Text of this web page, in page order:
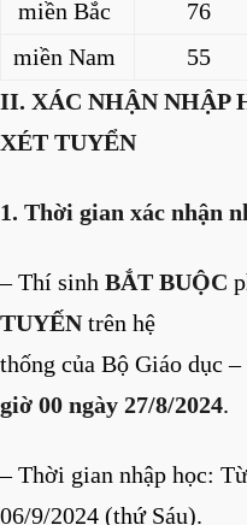
miền Bắc 76
miền Nam
55
II. XÁC NHẬN NHẬP
XÉT TUYỂN
1. Thời gian xác nhận
– Thí sinh BẮT BUỘC
TUYẾNtrên hệ
thống của Bộ Giáo dục
giờ 00 ngày 27/8/2024.
– Thời gian nhập học:
06/9/2024 (thứ Sáu).